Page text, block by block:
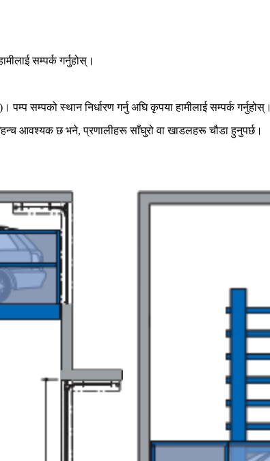
सम्पर्क गर्नुहोस्।
सम्पको स्थान निर्धारण गर्नु अघि कृपया हामीलाई सम्पर्क गर्नुहोस्।
आवश्यक छ भने, प्रणालीहरू साँघुरो वा खाडलहरू चौडा हुनुपर्छ।